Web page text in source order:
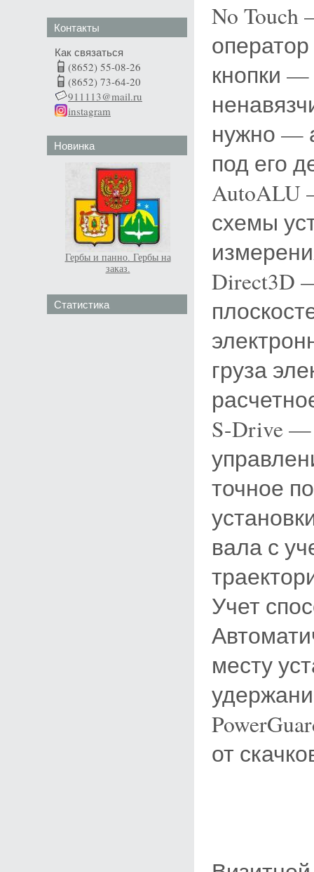
Контакты
Как связаться
(8652) 55-08-26
(8652) 73-64-20
911113@mail.ru
instagram
Новинка
Гербы и панно. Гербы на
заказ.
Статистика
No
кнопки —
нужно —
под его
AutoALU
схемы
Direct3D
груза
S-Drive
точное
вала с
Учет
месту
от